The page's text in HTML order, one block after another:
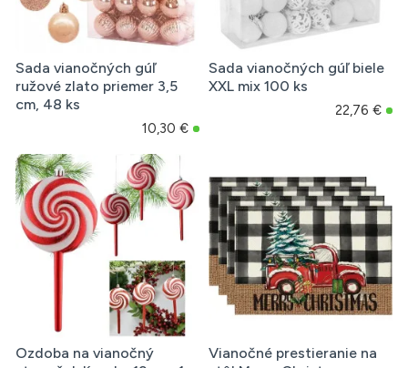
Sada vianočných gúľ
ružové zlato priemer 3,5
cm, 48 ks
10,30 €
Sada vianočných gúľ biele
XXL mix 100 ks
22,76 €
Ozdoba na vianočný
Vianočné prestieranie na